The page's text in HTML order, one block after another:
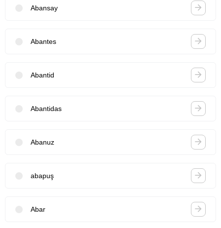
Abansay
Abantes
Abantid
Abantidas
Abanuz
abapuş
Abar